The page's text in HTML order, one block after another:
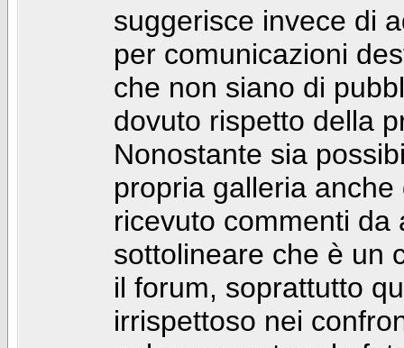
suggerisce invece di
per comunicazioni
che non siano di
dovuto rispetto della
Nonostante sia
propria galleria
ricevuto commenti da
sottolineare che è un
il forum, soprattutto
irrispettoso nei